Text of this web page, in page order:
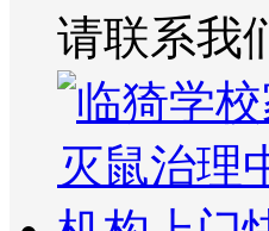
请联系我